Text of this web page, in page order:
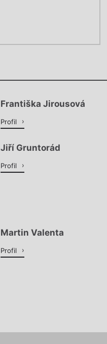
Františka Jirousová
Profil
Jiří Gruntorád
Profil
Martin Valenta
Profil